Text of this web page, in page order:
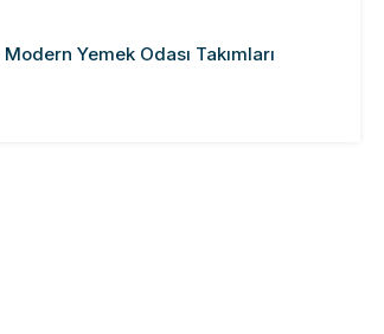
Modern Yemek Odası Takımları